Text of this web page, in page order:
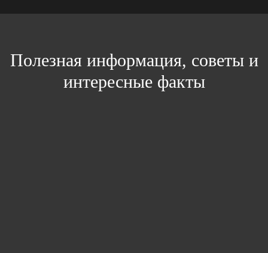
Полезная информация, советы и
интересные факты